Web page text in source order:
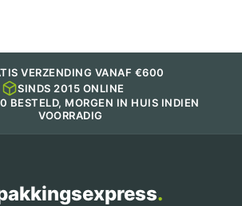
VERZENDING VANAF €600
SINDS 2015 ONLINE
BESTELD, MORGEN IN HUIS INDIEN
VOORRADIG
.